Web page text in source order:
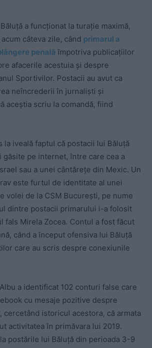
a funcționat la turație maximă,
câteva zile, când primarul a
penală împotriva publicațiilor
afacerile acestuia și despre
Sportivilor. Postacii au avut ca
neîncrederii în jurnaliști și
aceștia scriu la comandă, fiind
la iveală faptul că postacii lui Băluță
pe internet, între care cea a
sau a unei cântărețe din Mexic. Un
este furtul de identitate al unei
volei de la CSM București, pe nume
dintre postacii primarului i-a folosit
fals Mirela Zocea. Contul a fost făcut
când a început ofensiva lui Băluță
care au scris despre conexiunile
a identificat 102 conturi false care
cu mesaje pozitive despre
cercetând istoricul acestora, că armata
activitatea în primăvara lui 2019.
postările lui Băluță din perioada 3-9